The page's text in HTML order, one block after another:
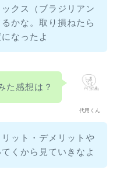
クス（ブラジリアン
かな。取り損ねたら
なったよ
代用くん
た感想は？
ット・デメリットや
くから見ていきなよ